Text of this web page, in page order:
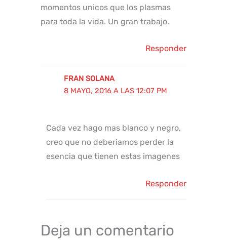
momentos unicos que los plasmas
para toda la vida. Un gran trabajo.
Responder
FRAN SOLANA
8 MAYO, 2016 A LAS 12:07 PM
Cada vez hago mas blanco y negro,
creo que no deberiamos perder la
esencia que tienen estas imagenes
Responder
Deja un comentario